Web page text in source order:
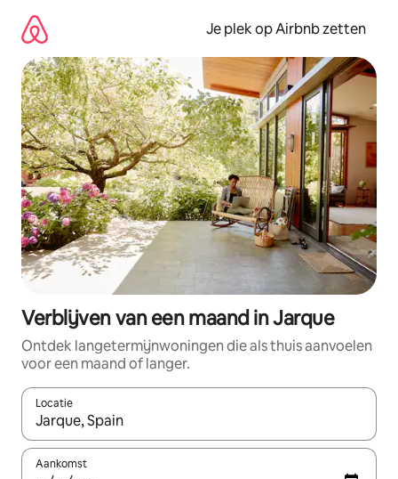
direct
naar
inhoud
Je plek op Airbnb zetten
Verblijven van een maand in Jarque
Ontdek langetermijnwoningen die als thuis aanvoelen
voor een maand of langer.
Locatie
Wanneer er resultaten beschikbaar zijn, maak je een keuze
Aankomst